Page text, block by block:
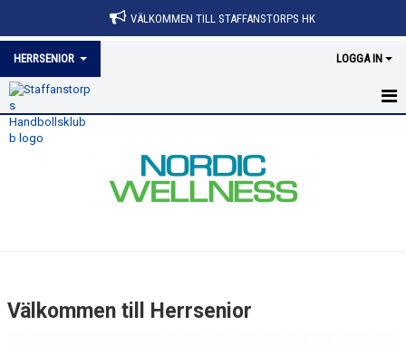
VÄLKOMMEN TILL STAFFANSTORPS HK
HERRSENIOR LOGGA IN
HEM
Välkommen till Herrsenior